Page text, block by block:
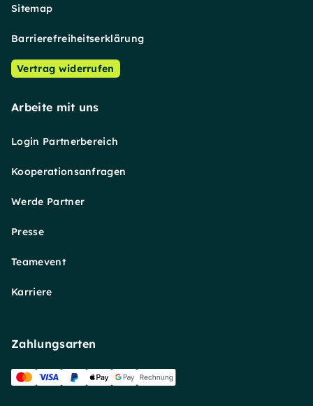
Sitemap
Barrierefreiheitserklärung
Vertrag widerrufen
Arbeite mit uns
Login Partnerbereich
Kooperationsanfragen
Werde Partner
Presse
Teamevent
Karriere
Zahlungsarten